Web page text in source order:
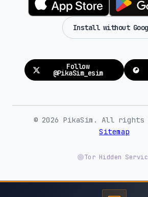
Install without
Follow
@PikaSim_esim
© 2026 PikaSim. All rights
Sitemap
Tor Hidden